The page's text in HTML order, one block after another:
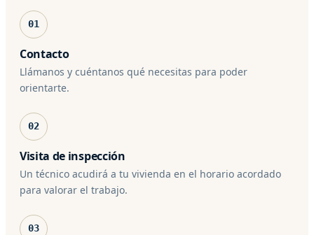
01
Contacto
Llámanos y cuéntanos qué necesitas para poder
orientarte.
02
Visita de inspección
Un técnico acudirá a tu vivienda en el horario acordado
para valorar el trabajo.
03